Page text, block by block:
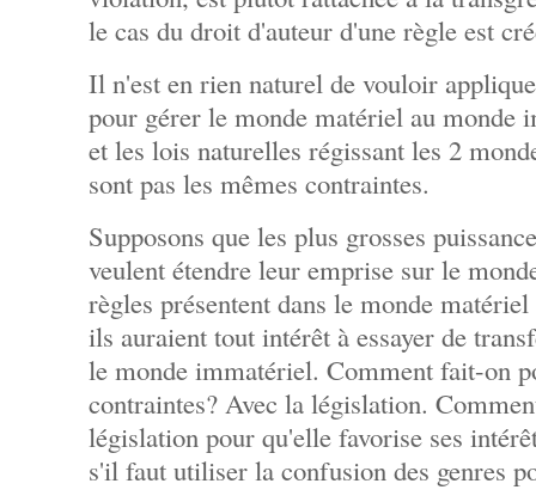
le cas du droit d'auteur d'une règle est
Il n'est en rien naturel de vouloir
pour gérer le monde matériel au monde
et les lois naturelles régissant les 2
sont pas les mêmes contraintes.
Supposons que les plus grosses
veulent étendre leur emprise sur le
règles présentent dans le monde
ils auraient tout intérêt à essayer de
le monde immatériel. Comment fait-on
contraintes? Avec la législation.
législation pour qu'elle favorise ses
s'il faut utiliser la confusion des genres